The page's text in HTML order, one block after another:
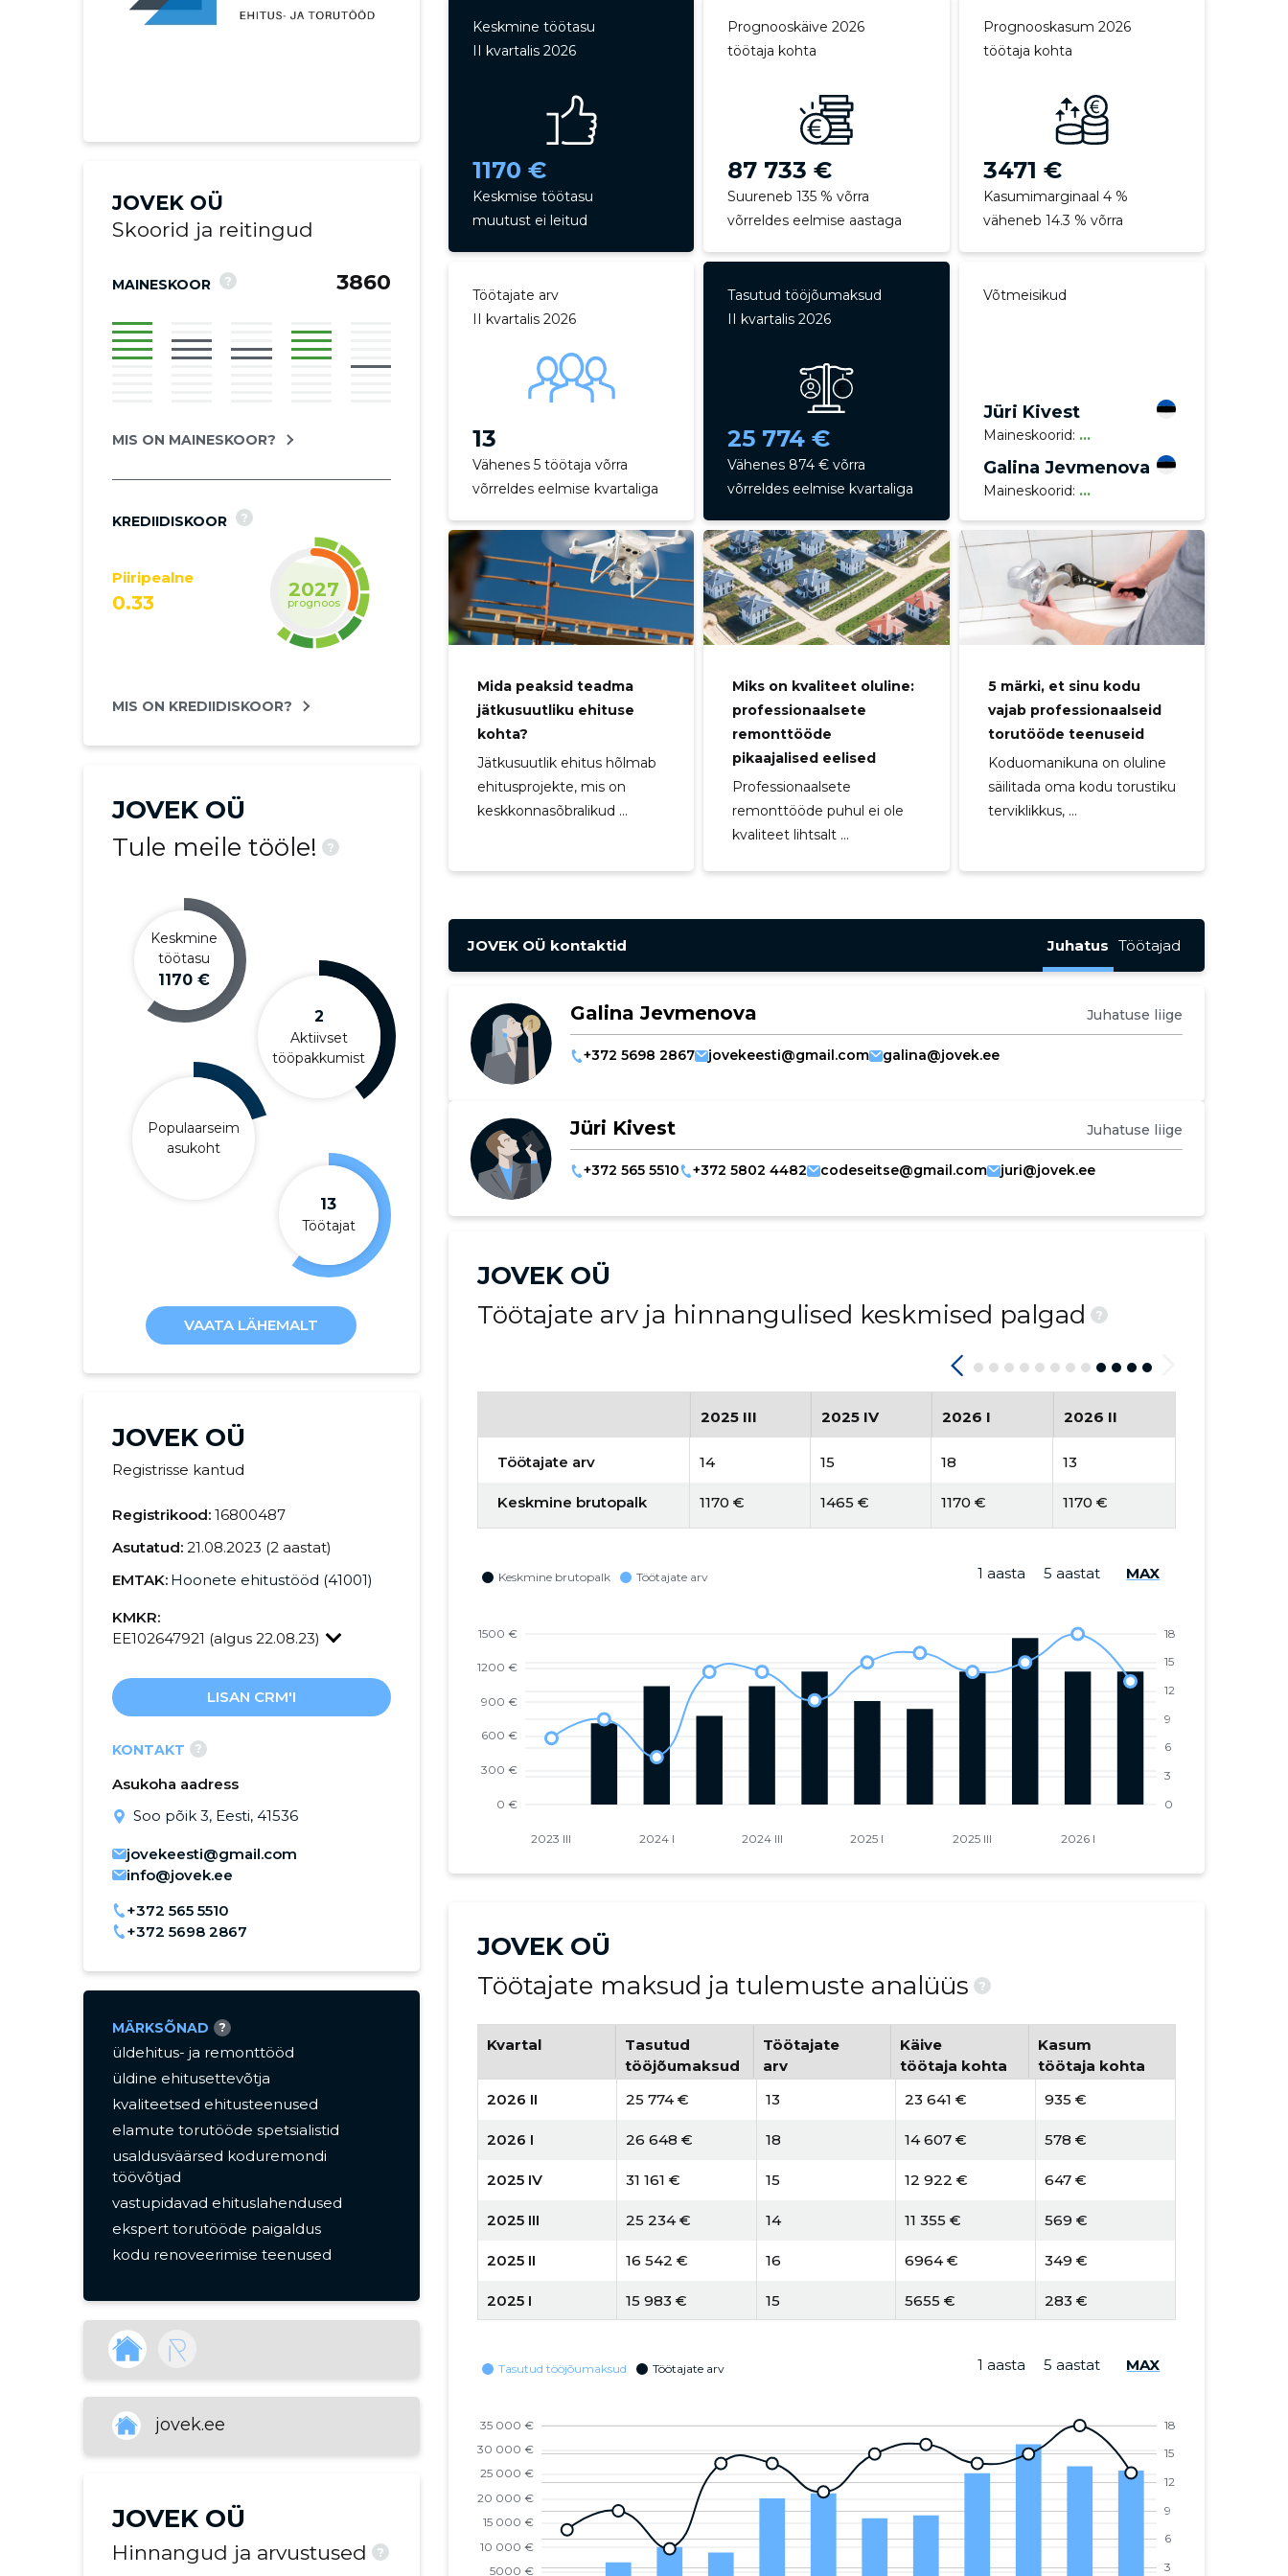
JOVEK OÜ
Skoorid ja reitingud
MAINESKOOR ? 3860
MIS ON MAINESKOOR?
KREDIIDISKOOR ?
Piiripealne
0.33
2027
prognoos
MIS ON KREDIIDISKOOR?
JOVEK OÜ
Tule meile tööle!
?
Keskmine
töötasu
1170 €
2
Aktiivset
tööpakkumist
Populaarseim
asukoht
13
Töötajat
VAATA LÄHEMALT
JOVEK OÜ
Registrisse kantud
Registrikood: 16800487
Asutatud: 21.08.2023 (2 aastat)
EMTAK: Hoonete ehitustööd (41001)
KMKR:
EE102647921 (algus 22.08.23)
LISAN CRM'I
KONTAKT ?
Asukoha aadress
Soo põik 3, Eesti, 41536
jovekeesti@gmail.com
info@jovek.ee
+372 565 5510
+372 5698 2867
MÄRKSÕNAD ?
üldehitus- ja remonttööd
üldine ehitusettevõtja
kvaliteetsed ehitusteenused
elamute torutööde spetsialistid
usaldusväärsed koduremondi
töövõtjad
vastupidavad ehituslahendused
ekspert torutööde paigaldus
kodu renoveerimise teenused
eritellimusel remonditööd
üldehitus
kohandatud kodu ehitamine
projektijuhtimine
elamuarendusprojektid
ennetav hooldus
kodu renoveerimine
hädaolukorra remonditeenused
küttesüsteemi torustik
jovek.ee
JOVEK OÜ
Hinnangud ja arvustused ?
Keskmine töötasu
II kvartalis 2026
1170 €
Keskmise töötasu
muutust ei leitud
Prognooskäive 2026
töötaja kohta
87 733 €
Suureneb 135 % võrra
võrreldes eelmise aastaga
Prognooskasum 2026
töötaja kohta
3471 €
Kasumimarginaal 4 %
väheneb 14.3 % võrra
Töötajate arv
II kvartalis 2026
13
Vähenes 5 töötaja võrra
võrreldes eelmise kvartaliga
Tasutud tööjõumaksud
II kvartalis 2026
25 774 €
Vähenes 874 € võrra
võrreldes eelmise kvartaliga
Võtmeisikud
Jüri Kivest
Maineskoorid: ...
Galina Jevmenova
Maineskoorid: ...
Mida peaksid teadma
jätkusuutliku ehituse
kohta?
Jätkusuutlik ehitus hõlmab
ehitusprojekte, mis on
keskkonnasõbralikud ...
Miks on kvaliteet oluline:
professionaalsete
remonttööde
pikaajalised eelised
Professionaalsete
remonttööde puhul ei ole
kvaliteet lihtsalt ...
5 märki, et sinu kodu
vajab professionaalseid
torutööde teenuseid
Koduomanikuna on oluline
säilitada oma kodu torustiku
terviklikkus, ...
JOVEK OÜ kontaktid Juhatus Töötajad
Galina Jevmenova Juhatuse liige
+372 5698 2867 jovekeesti@gmail.com galina@jovek.ee
Jüri Kivest Juhatuse liige
+372 565 5510 +372 5802 4482 codeseitse@gmail.com juri@jovek.ee
JOVEK OÜ
Töötajate arv ja hinnangulised keskmised palgad
?
2025 III 2025 IV 2026 I 2026 II
Töötajate arv 14 15 18 13
Keskmine brutopalk 1170 € 1465 € 1170 € 1170 €
1 aasta 5 aastat MAX
JOVEK OÜ
Töötajate maksud ja tulemuste analüüs
?
Kvartal
Tasutud
tööjõumaksud
Töötajate
arv
Käive
töötaja kohta
Kasum
töötaja kohta
2026 II
25 774 € 13 23 641 € 935 €
2026 I 26 648 € 18 14 607 € 578 €
2025 IV 31 161 € 15 12 922 € 647 €
2025 III 25 234 € 14 11 355 € 569 €
2025 II 16 542 € 16 6964 € 349 €
2025 I 15 983 € 15 5655 € 283 €
2024 III 20 041 €
2024 II 8925 € 14 4713 € 885 €
5 7350 € 1380 €
2023 IV 9
2023 III - 48 € 4 €
1 aasta 5 aastat MAX
Sinu nimi
Sinu kommentaar
Sinu nimi
Sinu kommentaar